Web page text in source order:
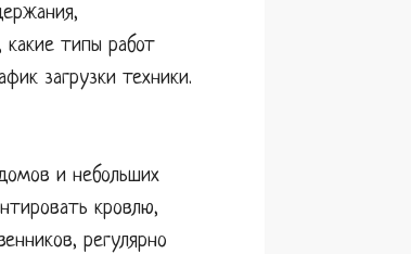
какие типы работ
загрузки техники.
и небольших
кровлю,
регулярно